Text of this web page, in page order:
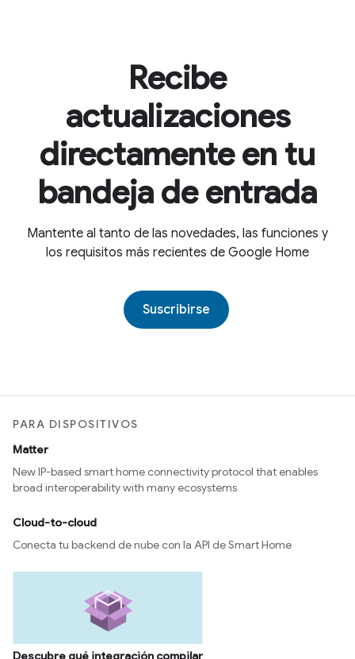
Recibe
actualizaciones
directamente en tu
bandeja de entrada
Mantente al tanto de las novedades, las funciones y
los requisitos más recientes de Google Home
Suscribirse
PARA DISPOSITIVOS
Matter
New IP-based smart home connectivity protocol that enables
broad interoperability with many ecosystems
Cloud-to-cloud
Conecta tu backend de nube con la API de Smart Home
Descubre qué integración compilar